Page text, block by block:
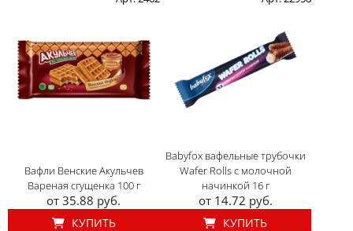
Вафли Венские Акульчев
Вареная сгущенка 100 г
от 35.88 руб.
КУПИТЬ
Babyfox вафельные трубочки
Wafer Rolls с молочной
начинкой 16 г
от 14.72 руб.
КУПИТЬ